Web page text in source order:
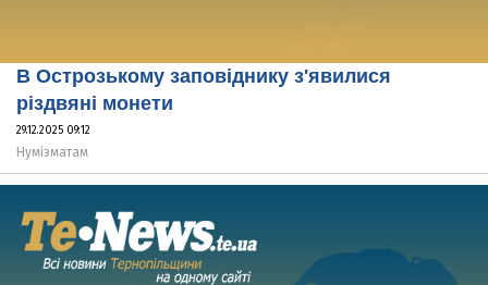
В Острозькому заповіднику з'явилися
різдвяні монети
29.12.2025 09:12
Нумізматам